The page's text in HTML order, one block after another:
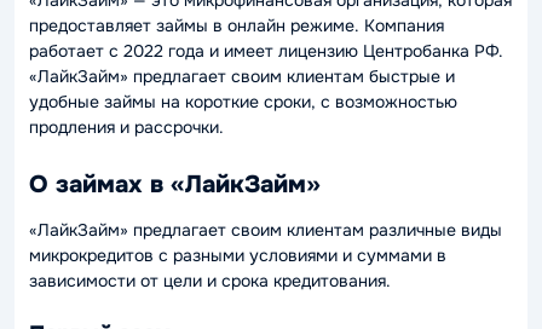
предоставляет займы в онлайн режиме. Компания
работает с 2022 года и имеет лицензию Центробанка РФ.
«ЛайкЗайм» предлагает своим клиентам быстрые и
удобные займы на короткие сроки, с возможностью
продления и рассрочки.
О займах в «ЛайкЗайм»
«ЛайкЗайм» предлагает своим клиентам различные виды
микрокредитов с разными условиями и суммами в
зависимости от цели и срока кредитования.